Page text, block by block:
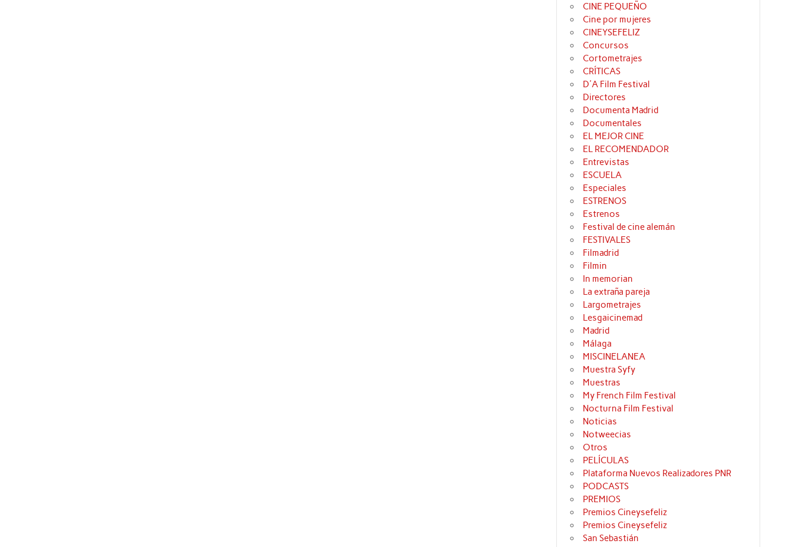
CINE PEQUEÑO
Cine por mujeres
CINEYSEFELIZ
Concursos
Cortometrajes
CRÍTICAS
D'A Film Festival
Directores
Documenta Madrid
Documentales
EL MEJOR CINE
EL RECOMENDADOR
Entrevistas
ESCUELA
Especiales
ESTRENOS
Estrenos
Festival de cine alemán
FESTIVALES
Filmadrid
Filmin
In memorian
La extraña pareja
Largometrajes
Lesgaicinemad
Madrid
Málaga
MISCINELANEA
Muestra Syfy
Muestras
My French Film Festival
Nocturna Film Festival
Noticias
Notweecias
Otros
PELÍCULAS
Plataforma Nuevos Realizadores PNR
PODCASTS
PREMIOS
Premios Cineysefeliz
Premios Cineysefeliz
San Sebastián